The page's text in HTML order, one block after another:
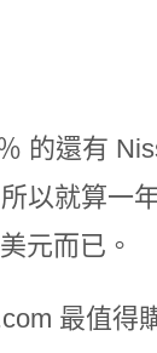
的還有
以就算一
元而已。
最值得